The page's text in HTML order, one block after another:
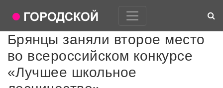
Брянцы заняли второе место
во всероссийском конкурсе
«Лучшее школьное